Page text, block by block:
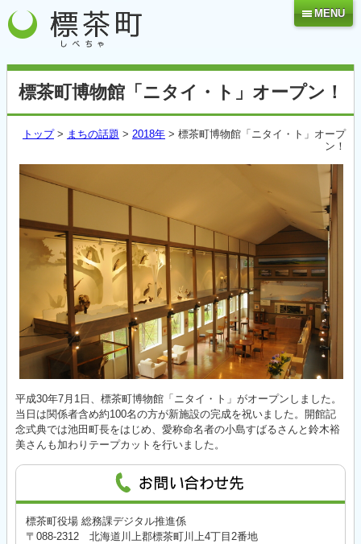
MENU
標茶町博物館「ニタイ・ト」オープン！
トップ> まちの話題 > 2018年 > 標茶町博物館「ニタイ・ト」オープ
ン！
平成30年7月1日、標茶町博物館「ニタイ・ト」がオープンしました。
当日は関係者含め約100名の方が新施設の完成を祝いました。開館記
念式典では池田町長をはじめ、愛称命名者の小島すばるさんと鈴木裕
美さんも加わりテープカットを行いました。
標茶町役場 総務課デジタル推進係
〒088-2312 北海道川上郡標茶町川上4丁目2番地